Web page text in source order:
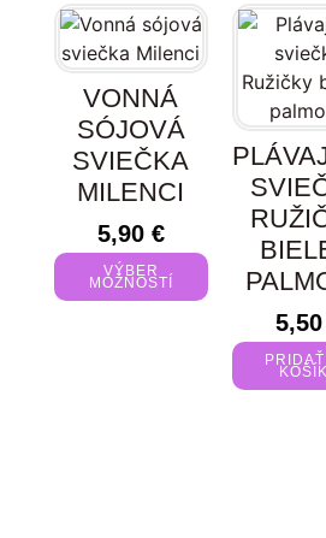
VONNÁ
SÓJOVÁ
SVIEČKA
MILENCI
5,90 €
VÝBER
MOŽNOSTÍ
5,50